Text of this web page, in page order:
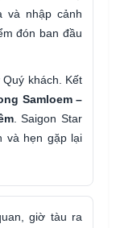
và nhập cảnh
đón ban đầu
khách. Kết
Samloem –
. Saigon Star
và hẹn gặp lại
giờ tàu ra